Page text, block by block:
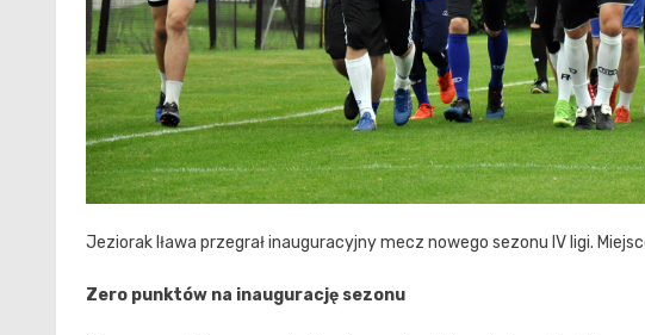
Jeziorak Iława przegrał inauguracyjny mecz nowego sezonu IV ligi.
Zero punktów na inaugurację sezonu